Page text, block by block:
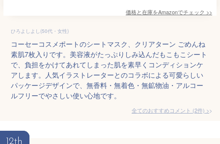
価格と在庫をAmazonでチェック >>
ひろよしよし(50代・女性)
コーセーコスメポートのシートマスク、クリアターン ごめんね
素肌7枚入りです。美容液がたっぷりしみ込んだもこもこシート
で、負担をかけてあれてしまった肌を素早くコンディションケ
アします。人気イラストレーターとのコラボによる可愛らしい
パッケージデザインで、無香料・無着色・無鉱物油・アルコー
ルフリーでやさしい使い心地です。
全てのおすすめコメント (2件) >
12th